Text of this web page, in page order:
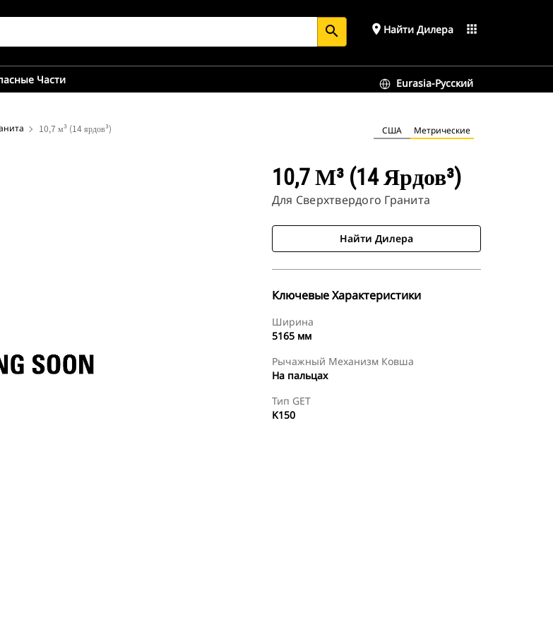
search place Найти Дилера apps
Части Eurasia-Русский
10,7 м³ (14 ярдов³) США Метрические
10,7 М³ (14 Ярдов³)
Для Сверхтвердого Гранита
Найти Дилера
Ключевые Характеристики
Ширина
5165 мм
Рычажный Механизм Ковша
На пальцах
Тип GET
K150